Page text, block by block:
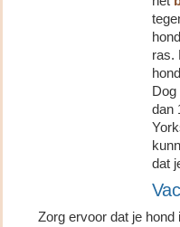
ras.
dan
dat
Zorg ervoor dat je